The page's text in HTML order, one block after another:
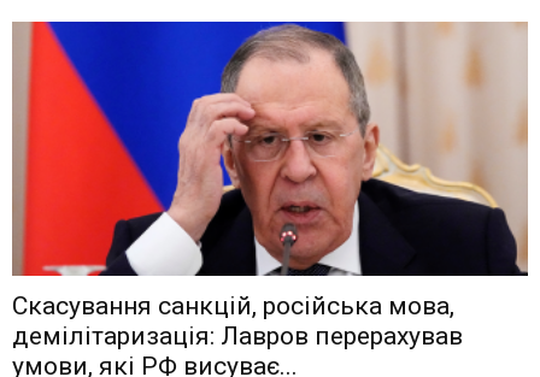
Скасування санкцій, російська мова,
демілітаризація: Лавров перерахував
умови, які РФ висуває...